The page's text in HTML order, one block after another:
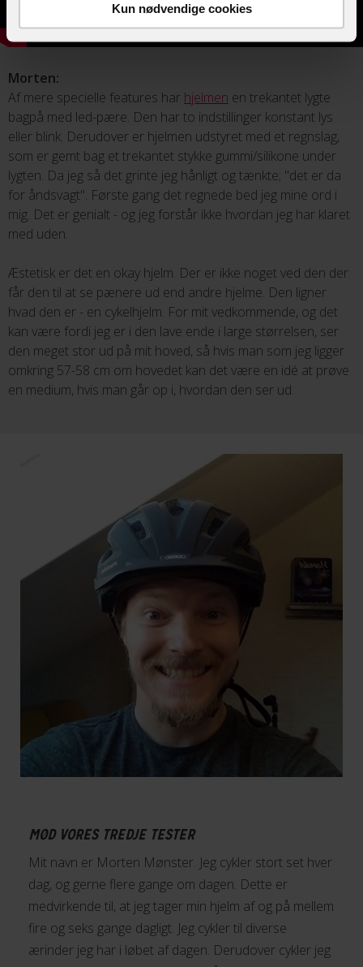
Kun nødvendige cookies
Morten:
Af mere specielle features har hjelmen en trekantet lygte
bagpå med led-pære. Den har to indstillinger konstant lys
eller blink. Derudover er hjelmen udstyret med et regnslag,
som er gemt bag et trekantet stykke gummi/silikone under
lygten. Da jeg så det grinte jeg hånligt og tænkte; "det er da
for åndsvagt". Første gang det regnede bed jeg mine ord i
mig. Det er genialt - og jeg forstår ikke hvordan jeg har klaret
med uden.
Æstetisk er det en okay hjelm. Der er ikke noget ved den der
får den til at se pænere ud end andre hjelme. Den ligner
hvad den er - en cykelhjelm. For mit vedkommende, og det
kan være fordi jeg er i den lave ende i large størrelsen, ser
den meget stor ud på mit hoved, så hvis man som jeg ligger
omkring 57-58 cm om hovedet kan det være en idé at prøve
en medium, hvis man går op i, hvordan den ser ud.
MØD VORES TREDJE TESTER
Mit navn er Morten Mønster. Jeg cykler stort set hver
dag, og gerne flere gange om dagen. Dette er
medvirkende til, at jeg tager min hjelm af og på mellem
fire og seks gange dagligt. Jeg cykler til diverse
ærinder jeg har i løbet af dagen. Derudover cykler jeg